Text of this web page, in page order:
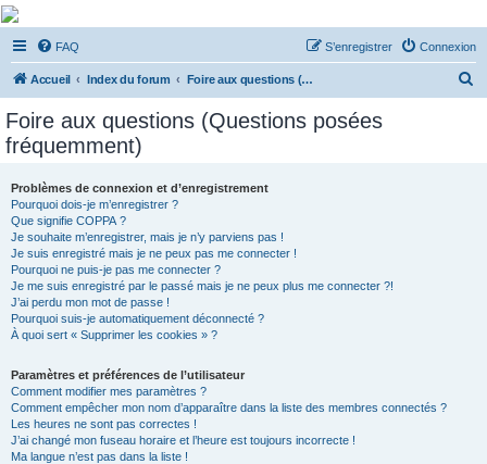
De Musicae Militari -
Forums
Forums de discussions
FAQ Connexion
S’enregistrer
Accueil Index du forum Foire aux questions (Questions posées fréquemment)
Foire aux questions (Questions posées
fréquemment)
Problèmes de connexion et d’enregistrement
Pourquoi dois-je m’enregistrer ?
Que signifie COPPA ?
Je souhaite m’enregistrer, mais je n’y parviens pas !
Je suis enregistré mais je ne peux pas me connecter !
Pourquoi ne puis-je pas me connecter ?
Je me suis enregistré par le passé mais je ne peux plus me connecter ?!
J’ai perdu mon mot de passe !
Pourquoi suis-je automatiquement déconnecté ?
À quoi sert « Supprimer les cookies » ?
Paramètres et préférences de l’utilisateur
Comment modifier mes paramètres ?
Comment empêcher mon nom d’apparaître dans la liste des membres connectés ?
Les heures ne sont pas correctes !
J’ai changé mon fuseau horaire et l’heure est toujours incorrecte !
Ma langue n’est pas dans la liste !